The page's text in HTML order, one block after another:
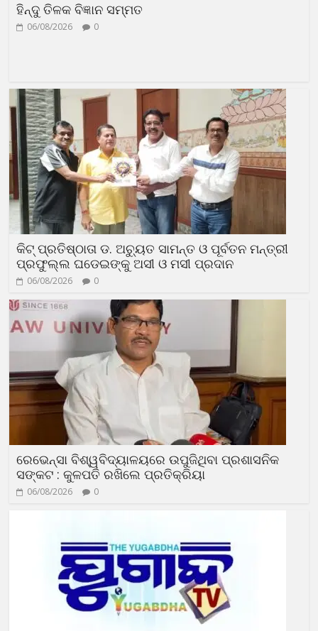
ହିନ୍ଦୁ ତିଳକ ବିଜ୍ଞାନ ସମ୍ମତ
06/08/2026 0
କିଟ୍ ପ୍ରତିଷ୍ଠାତା ଡ. ଅଚ୍ୟୁତ ସାମନ୍ତ ଓ ପୂର୍ବତନ ମନ୍ତ୍ରୀ
ପ୍ରଫୁଲ୍ଲ ଘଡେଇଙ୍କୁ ଅସୀ ଓ ମସୀ ପ୍ରଦାନ
06/08/2026 0
ରେଭେନ୍ସା ବିଶ୍ୱବିଦ୍ୟାଳୟରେ ଉପୁଜିଥିବା ପ୍ରଶାସନିକ
ସଙ୍କଟ : କୁଳପତି ରଖିଲେ ପ୍ରତିକ୍ରିୟା
06/08/2026 0